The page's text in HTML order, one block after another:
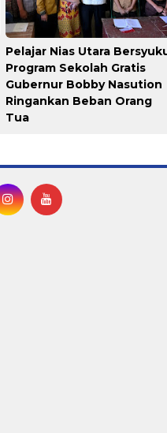
Pelajar Nias Utara
Program Sekolah Gratis
Gubernur Bobby Nasution
Ringankan Beban Orang
Tua